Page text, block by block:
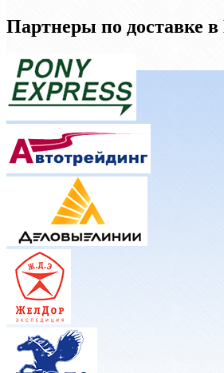
Партнеры по доставке